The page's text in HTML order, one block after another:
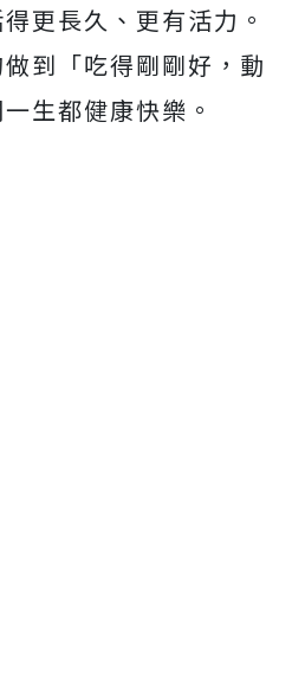
更長久、更有活力。
到「吃得剛剛好，動
生都健康快樂。